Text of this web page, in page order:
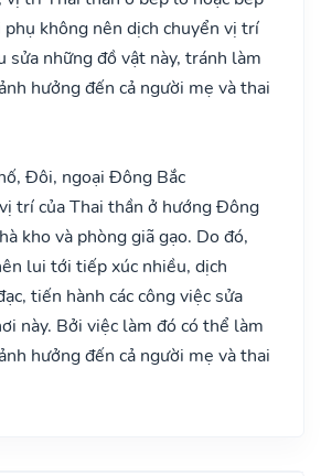
không nên dịch chuyển vị trí
sửa những đồ vật này, tránh làm
hưởng đến cả người mẹ và thai
Đôi, ngoại Đông Bắc
trí của Thai thần ở hướng Đông
kho và phòng giã gạo. Do đó,
lui tới tiếp xúc nhiều, dịch
tiến hành các công việc sửa
này. Bởi việc làm đó có thể làm
hưởng đến cả người mẹ và thai